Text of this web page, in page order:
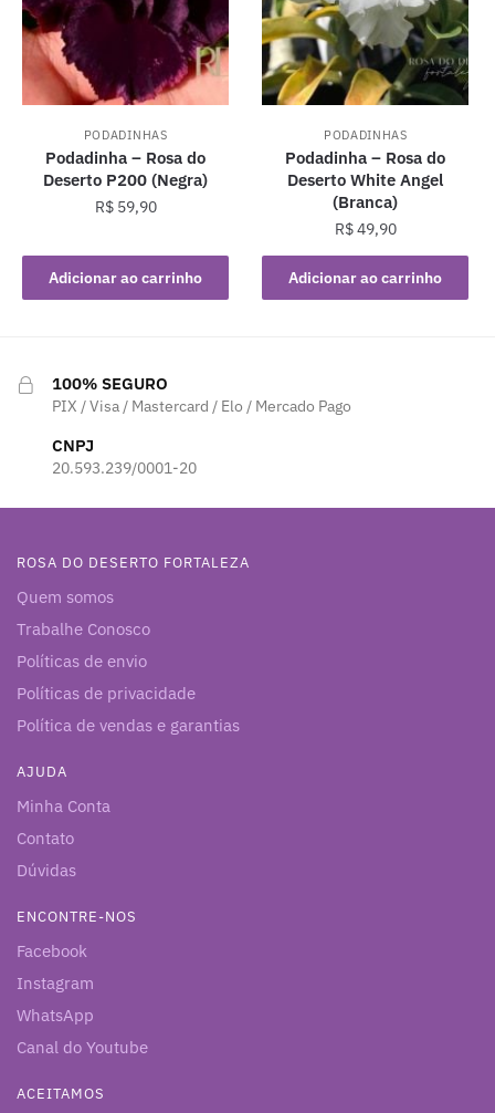
PODADINHAS
Podadinha – Rosa do
Deserto P200 (Negra)
R$59,90
Adicionar ao carrinho
PODADINHAS
Podadinha – Rosa do
Deserto White Angel
(Branca)
R$49,90
Adicionar ao carrinho
100% SEGURO
PIX / Visa / Mastercard / Elo / Mercado Pago
CNPJ
20.593.239/0001-20
ROSA DO DESERTO FORTALEZA
Quem somos
Trabalhe Conosco
Políticas de envio
Políticas de privacidade
Política de vendas e garantias
AJUDA
Minha Conta
Contato
Dúvidas
ENCONTRE-NOS
Facebook
Instagram
WhatsApp
Canal do Youtube
ACEITAMOS